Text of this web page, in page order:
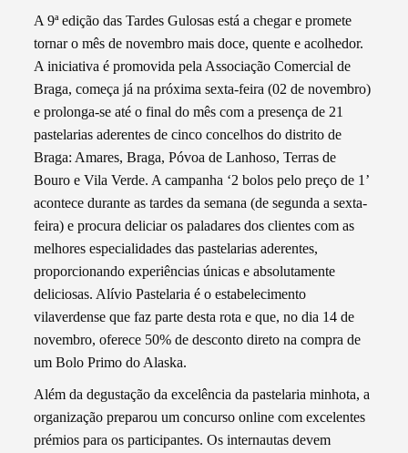
A 9ª edição das Tardes Gulosas está a chegar e promete
tornar o mês de novembro mais doce, quente e acolhedor.
A iniciativa é promovida pela Associação Comercial de
Braga, começa já na próxima sexta-feira (02 de novembro)
e prolonga-se até o final do mês com a presença de 21
pastelarias aderentes de cinco concelhos do distrito de
Braga: Amares, Braga, Póvoa de Lanhoso, Terras de
Bouro e Vila Verde. A campanha ‘2 bolos pelo preço de 1’
acontece durante as tardes da semana (de segunda a sexta-
feira) e procura deliciar os paladares dos clientes com as
melhores especialidades das pastelarias aderentes,
proporcionando experiências únicas e absolutamente
deliciosas. Alívio Pastelaria é o estabelecimento
vilaverdense que faz parte desta rota e que, no dia 14 de
novembro, oferece 50% de desconto direto na compra de
um Bolo Primo do Alaska.
Além da degustação da excelência da pastelaria minhota, a
organização preparou um concurso online com excelentes
prémios para os participantes. Os internautas devem